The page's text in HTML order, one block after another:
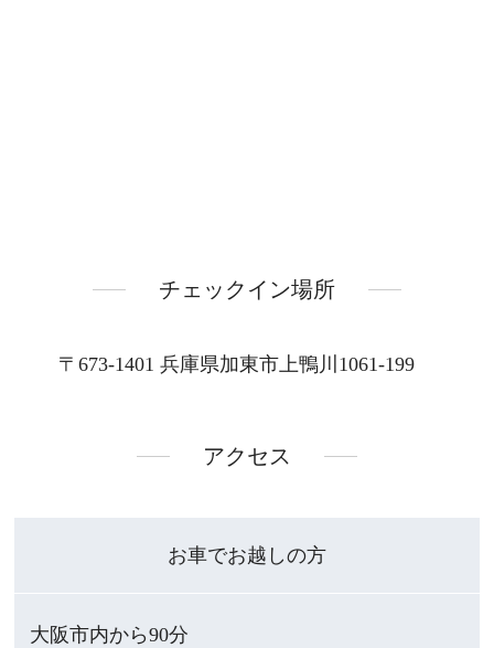
チェックイン場所
〒673-1401 兵庫県加東市上鴨川1061-199
アクセス
お車でお越しの方
大阪市内から90分